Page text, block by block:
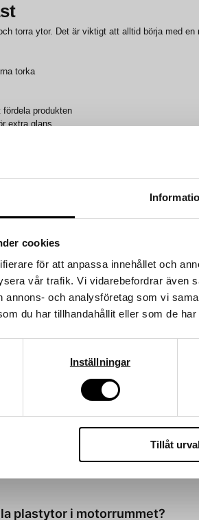
cookies
för att anpassa innehållet och
vår trafik. Vi vidarebefordrar även
annons- och analysföretag som vi
du har tillhandahållit eller som de
Inställningar
Tillåt
torra ytor. Det är viktigt att alltid börja med
torka
produkten
extra glans
och ett skyddande lager som står emot
hjälper också till att skydda plastytorna i
skillnad för helhetskänslan, både invändigt och
plastytor i motorrummet?
nästa
köp.
emailMejladress